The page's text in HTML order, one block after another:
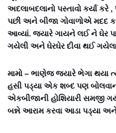
અદલાબદલાનો પસ્તાવો કર્યા
પછી અને બીજા ગોવાળોએ મદદ
આવ્યાં. જ્યારે ગાયને લઈ ને ઘેર
ગયેલી અને ઘેરઘેર દીવા થઈ
મામો – ભાણેજ જ્યારે ભેગા થયા
હસી પડ્યા એક શબ્દ પણ
એકબીજાની હોશિયારી સમજી
બન્ને આરામ કરવા આડા પડ્યા અને